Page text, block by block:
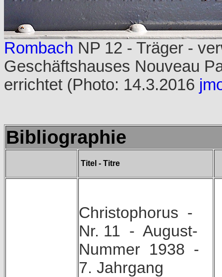
Rombach NP 12 - Träger -
Geschäftshauses Nouveau
errichtet (Photo: 14.3.2016
Bibliographie
Titel - Titre
Christophorus -
Nr. 11 - August-
Nummer 1938 -
7. Jahrgang